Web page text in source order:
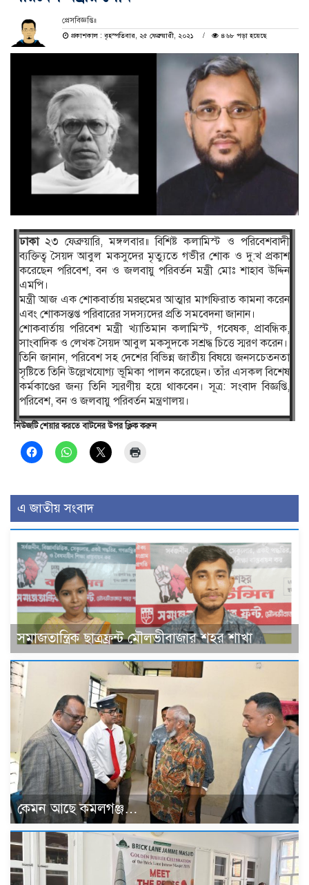
প্রেসবিজ্ঞপ্তি॥
প্রকাশকাল : বৃহস্পতিবার, ২৫ ফেব্রুয়ারী, ২০২১
৪৬৮ পড়া হয়েছে
ঢাকা২৩ ফেব্রুয়ারি, মঙ্গলবার॥ বিশিষ্ট কলামিস্ট ও পরিবেশবাদী
ব‍্যক্তিত্ব সৈয়দ আবুল মকসুদের মৃত‍্যুতে গভীর শোক ও দু:খ প্রকাশ
করেছেন পরিবেশ, বন ও জলবায়ু পরিবর্তন মন্ত্রী মোঃ শাহাব উদ্দিন
এমপি।
মন্ত্রী আজ এক শোকবার্তায় মরহুমের আত্মার মাগফিরাত কামনা করেন
এবং শোকসন্তপ্ত পরিবারের সদস‍্যদের প্রতি সমবেদনা জানান।
শোকবার্তায় পরিবেশ মন্ত্রী খ্যাতিমান কলামিস্ট, গবেষক, প্রাবন্ধিক,
সাংবাদিক ও লেখক সৈয়দ আবুল মকসুদকে সশ্রদ্ধ চিত্তে স্মরণ করেন।
তিনি জানান, পরিবেশ সহ দেশের বিভিন্ন জাতীয় বিষয়ে জনসচেতনতা
সৃষ্টিতে তিনি উল্লেখযোগ্য ভূমিকা পালন করেছেন। তাঁর এসকল বিশেষ
কর্মকাণ্ডের জন্য তিনি স্মরণীয় হয়ে থাকবেন। সূত্র: সংবাদ বিজ্ঞপ্তি,
পরিবেশ, বন ও জলবায়ু পরিবর্তন মন্ত্রণালয়।
নিউজটি শেয়ার করতে বাটনের উপর ক্লিক করুন
এ জাতীয় সংবাদ
সমাজতান্ত্রিক ছাত্রফ্রন্ট মৌলভীবাজার শহর শাখা
কেমন আছে কমলগঞ্জ…